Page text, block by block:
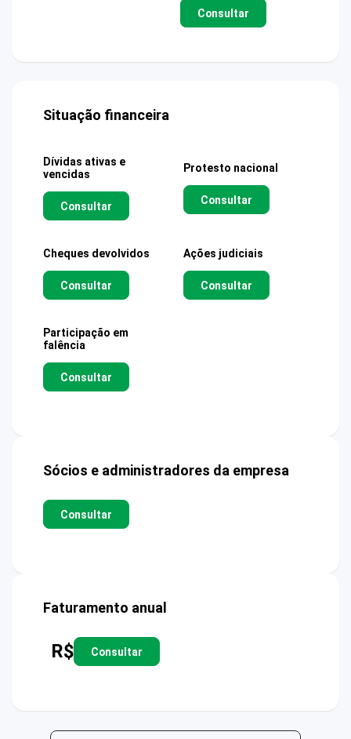
Consultar
Situação financeira
Dívidas ativas e
vencidas
Consultar
Protesto nacional
Consultar
Cheques devolvidos
Consultar
Ações judiciais
Consultar
Participação em
falência
Consultar
Sócios e administradores da empresa
Consultar
Faturamento anual
R$ Consultar